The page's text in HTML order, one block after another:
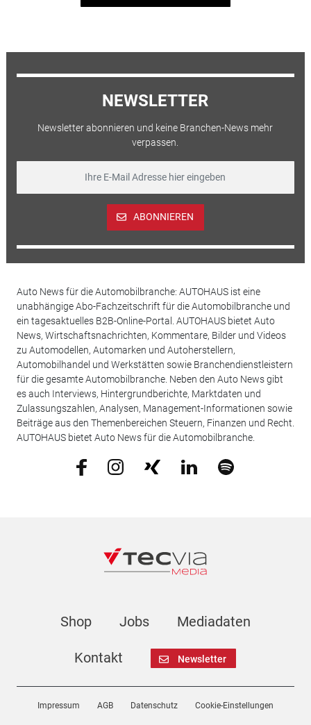
NEWSLETTER
Newsletter abonnieren und keine Branchen-News mehr
verpassen.
ABONNIEREN
Auto News für die Automobilbranche: AUTOHAUS ist eine
unabhängige Abo-Fachzeitschrift für die Automobilbranche und
ein tagesaktuelles B2B-Online-Portal. AUTOHAUS bietet Auto
News, Wirtschaftsnachrichten, Kommentare, Bilder und Videos
zu Automodellen, Automarken und Autoherstellern,
Automobilhandel und Werkstätten sowie Branchendienstleistern
für die gesamte Automobilbranche. Neben den Auto News gibt
es auch Interviews, Hintergrundberichte, Marktdaten und
Zulassungszahlen, Analysen, Management-Informationen sowie
Beiträge aus den Themenbereichen Steuern, Finanzen und Recht.
AUTOHAUS bietet Auto News für die Automobilbranche.
Shop Jobs Mediadaten
Kontakt Newsletter
Impressum AGB Datenschutz Cookie-Einstellungen